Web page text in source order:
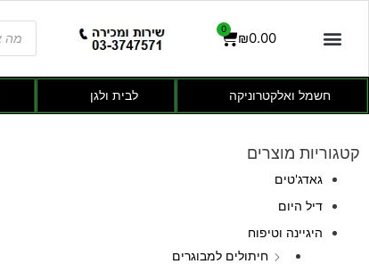
₪0.00
0
חשמל ואלקטרוניקה לבית ולגן
קטגוריות מוצרים
גאדג'טים
דיל היום
היגיינה וטיפוח
חיתולים למבוגרים